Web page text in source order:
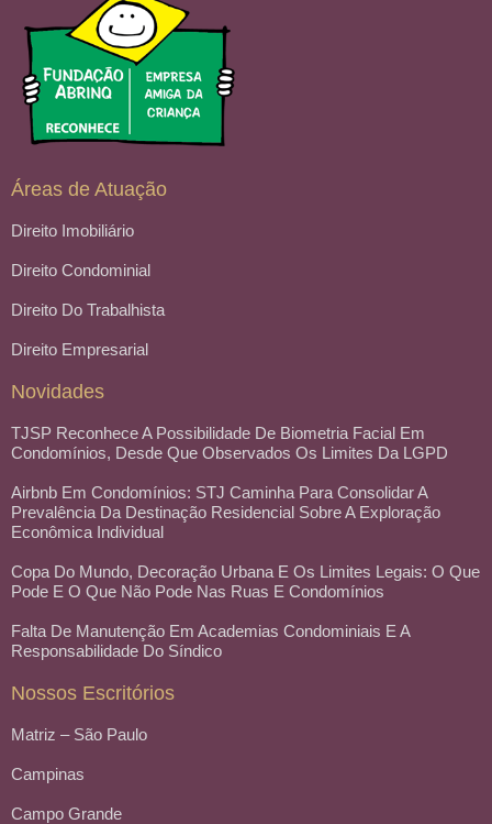
Áreas de Atuação
Direito Imobiliário
Direito Condominial
Direito Do Trabalhista
Direito Empresarial
Novidades
TJSP Reconhece A Possibilidade De Biometria Facial Em
Condomínios, Desde Que Observados Os Limites Da LGPD
Airbnb Em Condomínios: STJ Caminha Para Consolidar A
Prevalência Da Destinação Residencial Sobre A Exploração
Econômica Individual
Copa Do Mundo, Decoração Urbana E Os Limites Legais: O Que
Pode E O Que Não Pode Nas Ruas E Condomínios
Falta De Manutenção Em Academias Condominiais E A
Responsabilidade Do Síndico
Nossos Escritórios
Matriz – São Paulo
Campinas
Campo Grande